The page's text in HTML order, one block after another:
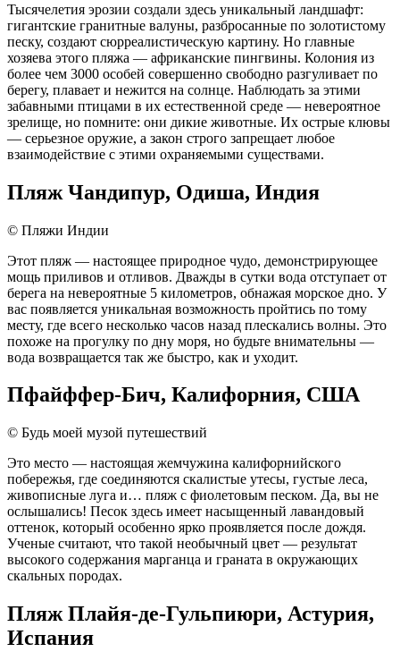
Тысячелетия эрозии создали здесь уникальный ландшафт:
гигантские гранитные валуны, разбросанные по золотистому
песку, создают сюрреалистическую картину. Но главные
хозяева этого пляжа — африканские пингвины. Колония из
более чем 3000 особей совершенно свободно разгуливает по
берегу, плавает и нежится на солнце. Наблюдать за этими
забавными птицами в их естественной среде — невероятное
зрелище, но помните: они дикие животные. Их острые клювы
— серьезное оружие, а закон строго запрещает любое
взаимодействие с этими охраняемыми существами.
Пляж Чандипур, Одиша, Индия
© Пляжи Индии
Этот пляж — настоящее природное чудо, демонстрирующее
мощь приливов и отливов. Дважды в сутки вода отступает от
берега на невероятные 5 километров, обнажая морское дно. У
вас появляется уникальная возможность пройтись по тому
месту, где всего несколько часов назад плескались волны. Это
похоже на прогулку по дну моря, но будьте внимательны —
вода возвращается так же быстро, как и уходит.
Пфайффер-Бич, Калифорния, США
© Будь моей музой путешествий
Это место — настоящая жемчужина калифорнийского
побережья, где соединяются скалистые утесы, густые леса,
живописные луга и… пляж с фиолетовым песком. Да, вы не
ослышались! Песок здесь имеет насыщенный лавандовый
оттенок, который особенно ярко проявляется после дождя.
Ученые считают, что такой необычный цвет — результат
высокого содержания марганца и граната в окружающих
скальных породах.
Пляж Плайя-де-Гульпиюри, Астурия,
Испания